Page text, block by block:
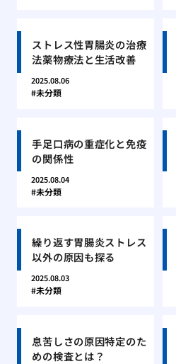
ストレス性胃腸炎の治療
法薬物療法と生活改善
2025.08.06
未分類
手足口病の重症化と免疫
の関係性
2025.08.04
未分類
繰り返す胃腸炎ストレス
以外の原因も探る
2025.08.03
未分類
息苦しさの原因特定のた
めの検査とは？